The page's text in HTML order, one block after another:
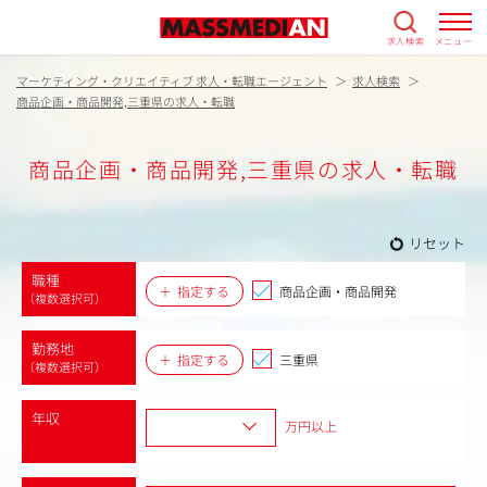
求人検索 メニュー
マーケティング・クリエイティブ 求人・転職エージェント
求人検索
商品企画・商品開発,三重県の求人・転職
商品企画・商品開発,三重県の求人・転職
リセット
職種
（複数選択可） 指定する 商品企画・商品開発
勤務地
（複数選択可） 指定する 三重県
年収 万円以上